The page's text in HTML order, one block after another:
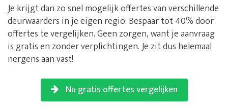
Je krijgt dan zo snel mogelijk offertes van verschillende
deurwaarders in je eigen regio. Bespaar tot 40% door
offertes te vergelijken. Geen zorgen, want je aanvraag
is gratis en zonder verplichtingen. Je zit dus helemaal
nergens aan vast!
Nu gratis offertes vergelijken